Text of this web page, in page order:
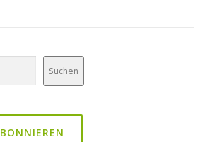
Suchen